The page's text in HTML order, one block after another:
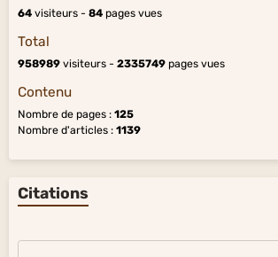
64 visiteurs - 84 pages vues
Total
958989 visiteurs - 2335749 pages vues
Contenu
Nombre de pages : 125
Nombre d'articles : 1139
Citations